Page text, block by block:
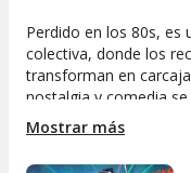
Perdido en los 80s, es
colectiva, donde los
transforman en
nostalgia y comedia
irrepetible, con ritmo
los que el público no
emociona.
Mostrar más